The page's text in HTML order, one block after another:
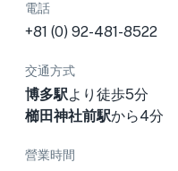
電話
+81 (0) 92-481-8522
交通方式
博多駅より徒歩5分
櫛田神社前駅から4分
營業時間